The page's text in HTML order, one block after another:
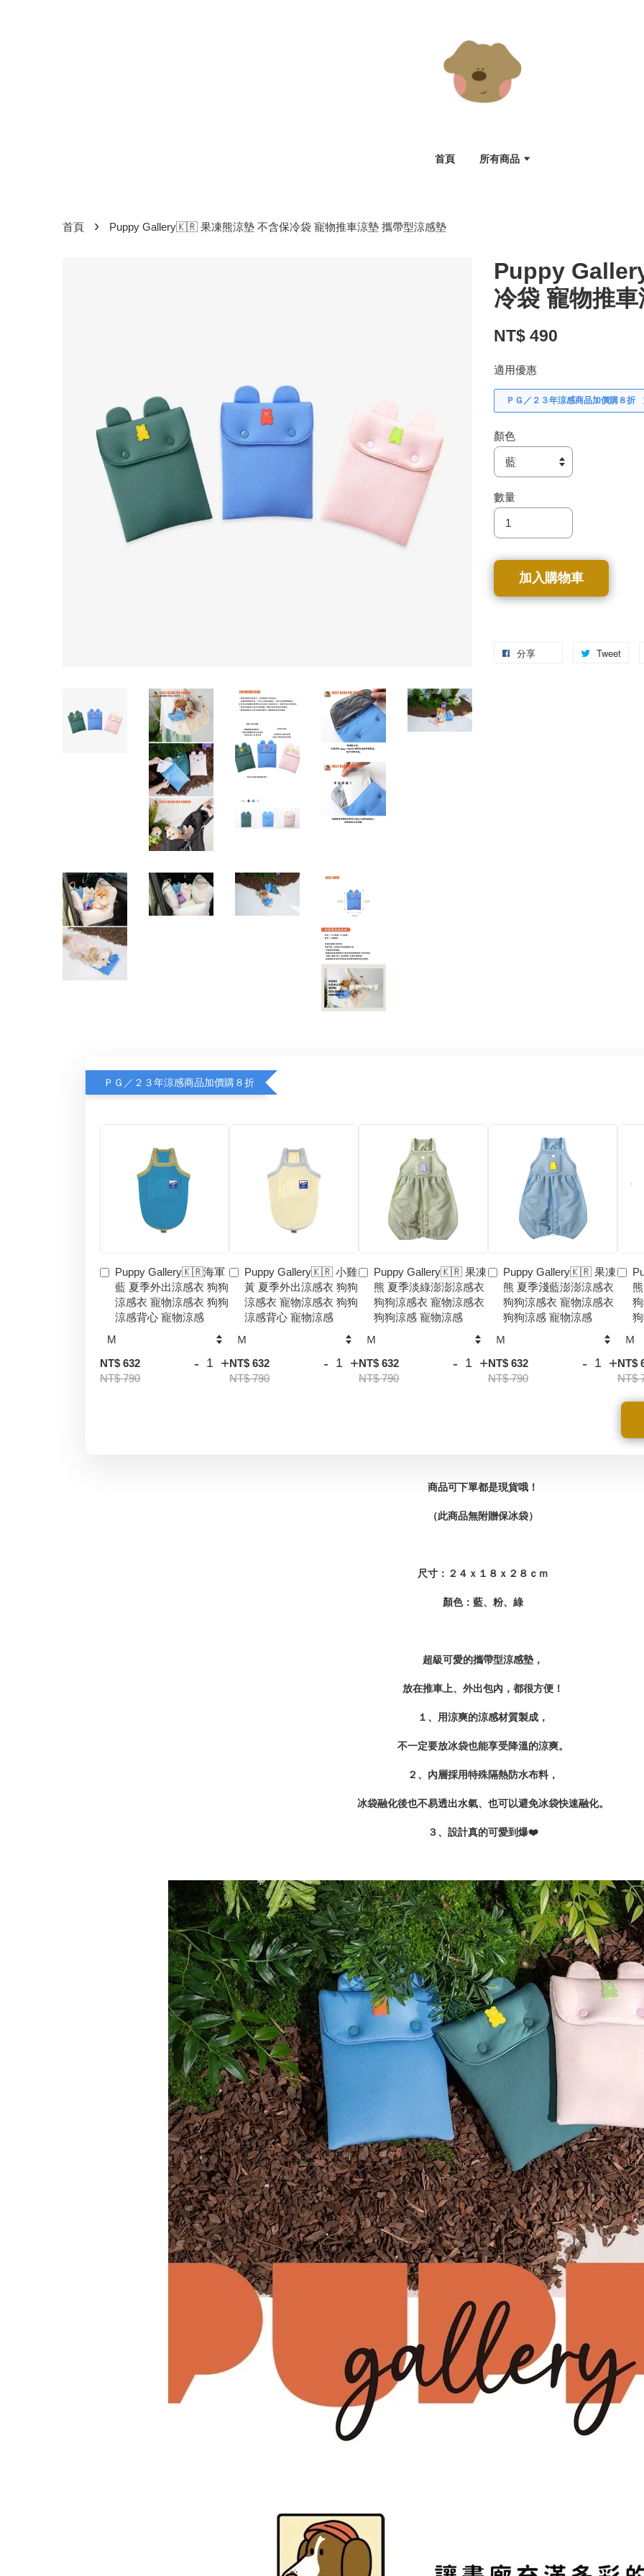
首頁 所有商品
首頁 › Puppy Gallery🇰🇷 果凍熊涼墊 不含保冷袋 寵物推車涼墊 攜帶型涼感墊
Puppy
冷袋 寵物推
NT$ 490
適用優惠
ＰＧ／２３年涼感商品加價購８折
顏色
數量
加入購物車
分享 Tweet
ＰＧ／２３年涼感商品加價購８折
Puppy Gallery🇰🇷海軍
藍 夏季外出涼感衣 狗狗
涼感衣 寵物涼感衣 狗狗
涼感背心 寵物涼感
NT$ 632
NT$ 790
- +
Puppy Gallery🇰🇷 小雞
黃 夏季外出涼感衣 狗狗
涼感衣 寵物涼感衣 狗狗
涼感背心 寵物涼感
NT$ 632
NT$ 790
- +
Puppy Gallery🇰🇷 果凍
熊 夏季淡綠澎澎涼感衣
狗狗涼感衣 寵物涼感衣
狗狗涼感 寵物涼感
NT$ 632
NT$ 790
- +
Puppy Gallery🇰🇷 果凍
熊 夏季淺藍澎澎涼感衣
狗狗涼感衣 寵物涼感衣
狗狗涼感 寵物涼感
NT$ 632
NT$ 790
- +NT$
NT$
商品可下單都是現貨哦！
（此商品無附贈保冰袋）
尺寸：２４ｘ１８ｘ２８ｃｍ
顏色：藍、粉、綠
超級可愛的攜帶型涼感墊，
放在推車上、外出包內， 都很方便！
１、用涼爽的涼感材質製成，
不一定要放冰袋也能享受降溫的涼爽。
２、內層採用特殊隔熱防水布料，
冰袋融化後也不易透出水氣、也可以避免冰袋快速融化。
３、設計真的可愛到爆❤️